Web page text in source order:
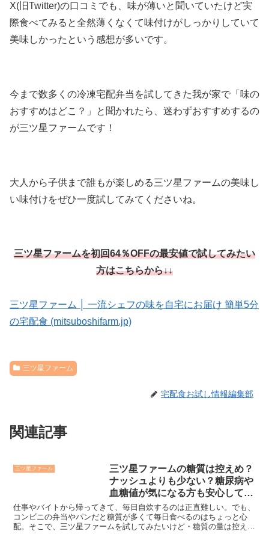
X(旧Twitter)の口コミでも、味が薄いと聞いていたけど実
際食べてみると全然薄くなくて味付けがしっかりしていて
美味しかったという感想が多いです。
今まで数多くの冷凍宅配弁当を試してきた我が家で「味の
おすすめはどこ？」と聞かれたら、迷わずおすすめするの
が三ツ星ファームです！
大人から子供まで誰もが楽しめる三ツ星ファームの美味し
い味付けをぜひ一度試してみてくださいね。
三ツ星ファームを初回64％OFFの最安値で試してみたい
方はこちらから↓↓
三ツ星ファーム │ 一流シェフの味を自宅にお届け 簡単5分
の宅配食 (mitsuboshifarm.jp)
三ツ星ファーム
宅配食お試し情報編集部
関連記事
三ツ星ファーム
三ツ星ファームの糖質は控えめ？
ナッシュよりも少ない？糖尿病や
血糖値が気になる方も安心して利
用できる？
仕事やバイトから帰ってきて、毎日自炊するのは正直難しい。でも、
コンビニの弁当やパンだと糖質が多くて毎日食べるのはちょっと心
配。そこで、三ツ星ファームを試してみたいけど・糖質の量は控えめ